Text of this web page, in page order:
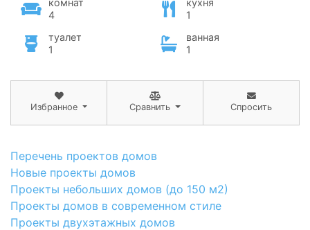
4
1
туалет
1
ванная
1
Избранное Сравнить Спросить
Перечень проектов домов
Новые проекты домов
Проекты небольших домов (до 150 м2)
Проекты домов в современном стиле
Проекты двухэтажных домов